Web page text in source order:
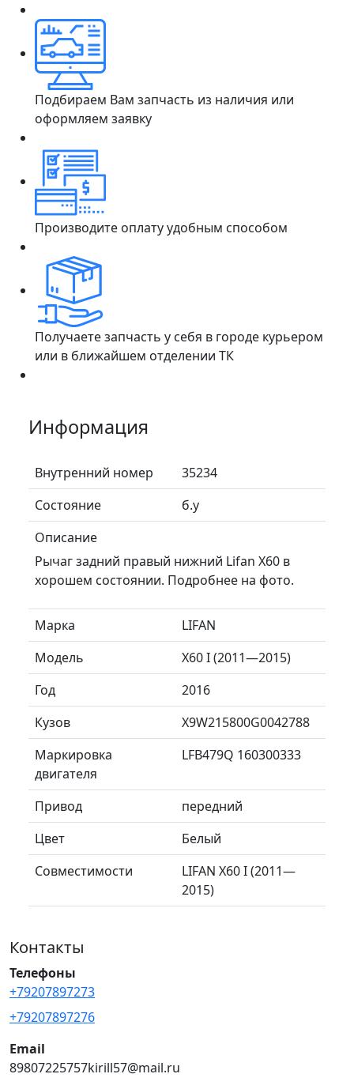
Подбираем Вам запчасть из наличия или
оформляем заявку
Производите оплату удобным способом
Получаете запчасть у себя в городе курьером
или в ближайшем отделении ТК
Информация
Внутренний номер
35234
Состояние
б.у
Описание
Рычаг задний правый нижний Lifan X60 в
хорошем состоянии. Подробнее на фото.
Марка
LIFAN
Модель
X60 I (2011—2015)
Год
2016
Кузов
X9W215800G0042788
Маркировка
двигателя
LFB479Q 160300333
Привод
передний
Цвет
Белый
Совместимости
LIFAN X60 I (2011—
2015)
Контакты
Телефоны
+79207897273
+79207897276
Email
89807225757kirill57@mail.ru